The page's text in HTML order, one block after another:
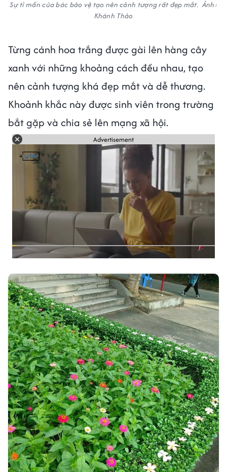
Sự tỉ mẩn của bác bảo vệ tạo nên cảnh tượng rất đẹp mắt. Ảnh:
Khánh Thảo
Từng cánh hoa trắng được gài lên hàng cây
xanh với những khoảng cách đều nhau, tạo
nên cảnh tượng khá đẹp mắt và dễ thương.
Khoảnh khắc này được sinh viên trong trường
bắt gặp và chia sẻ lên mạng xã hội.
Advertisement